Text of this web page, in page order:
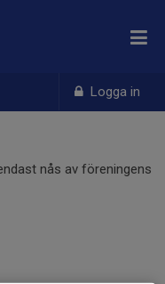
Logga in
nås av föreningens